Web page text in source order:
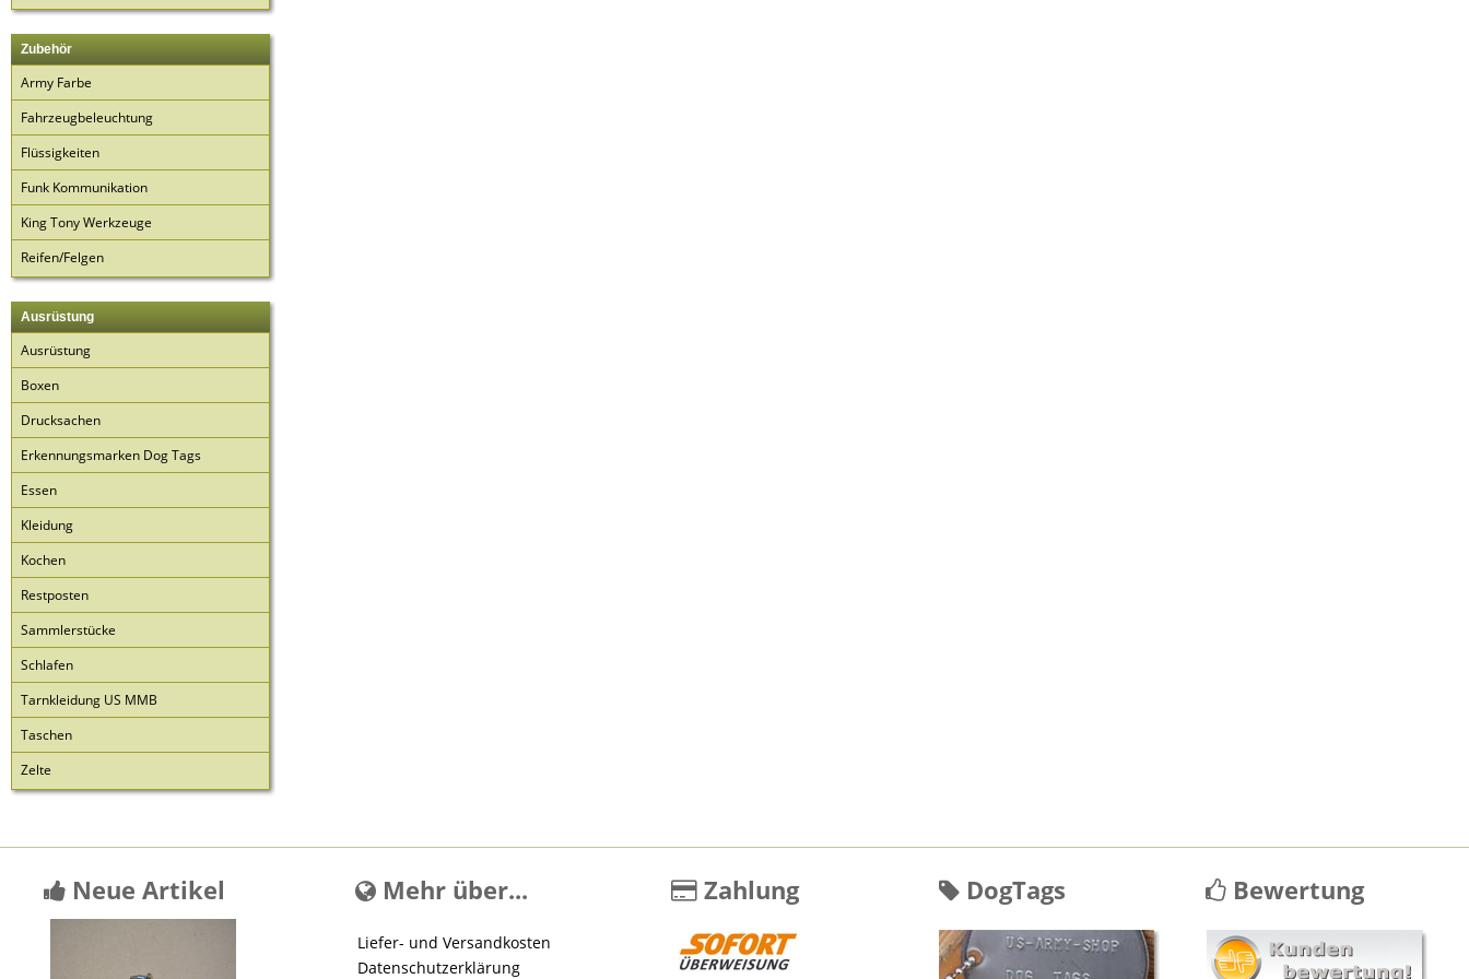
Zubehör
Army Farbe
Fahrzeugbeleuchtung
Flüssigkeiten
Funk Kommunikation
King Tony Werkzeuge
Reifen/Felgen
Ausrüstung
Ausrüstung
Boxen
Drucksachen
Erkennungsmarken Dog Tags
Essen
Kleidung
Kochen
Restposten
Sammlerstücke
Schlafen
Tarnkleidung US MMB
Taschen
Zelte
Neue Artikel Mehr über...
Liefer- und Versandkosten
Datenschutzerklärung
Zahlung DogTags Bewertung